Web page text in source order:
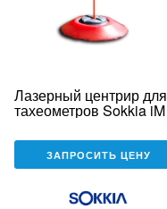
Лазерный центрир для
тахеометров Sokkia iM
ЗАПРОСИТЬ ЦЕНУ